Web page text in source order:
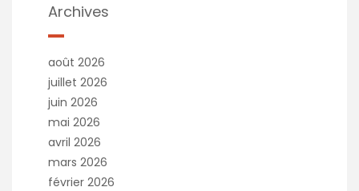
Archives
août 2026
juillet 2026
juin 2026
mai 2026
avril 2026
mars 2026
février 2026